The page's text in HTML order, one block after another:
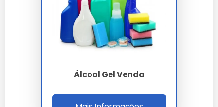
Características e Benefícios
Eficaz contra germes
Embalagem práticaÁlcool Gel Venda